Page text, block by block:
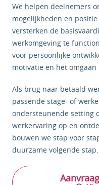
We helpen deelnemers
mogelijkheden en
versterken de
werkomgeving te
voor persoonlijke
motivatie en het
Als brug naar betaald
passende stage- of
ondersteunende setting
werkervaring op en
bouwen we stap voor
duurzame volgende stap.